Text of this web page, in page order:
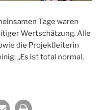
Tage waren
Wertschätzung. Alle
die Projektleiterin
„Es ist total normal,